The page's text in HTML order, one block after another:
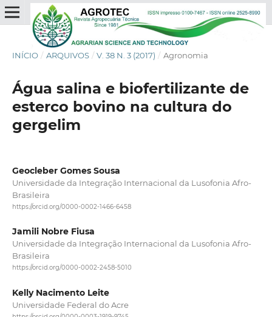
INÍCIO / ARQUIVOS / V. 38 N. 3 (2017) / Agronomia
Água salina e biofertilizante de
esterco bovino na cultura do
gergelim
Geocleber Gomes Sousa
Universidade da Integração Internacional da Lusofonia Afro-
Brasileira
https://orcid.org/0000-0002-1466-6458
Jamili Nobre Fiusa
Universidade da Integração Internacional da Lusofonia Afro-
Brasileira
https://orcid.org/0000-0002-2458-5010
Kelly Nacimento Leite
Universidade Federal do Acre